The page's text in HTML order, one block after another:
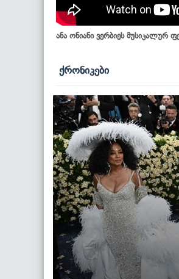
ანა ონიანი ვერბიეს მუსიკალურ
ქრონიკები